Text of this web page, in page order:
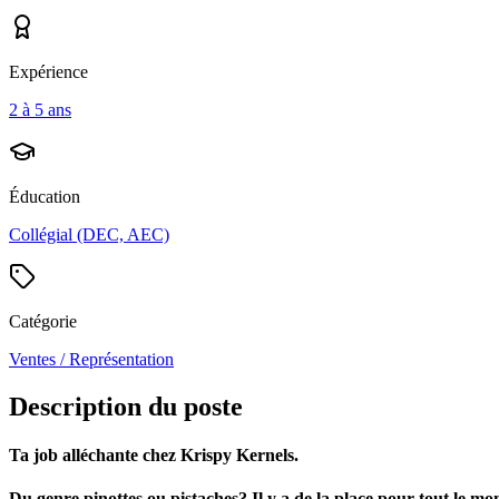
Expérience
2 à 5 ans
Éducation
Collégial (DEC, AEC)
Catégorie
Ventes / Représentation
Description du poste
Ta job alléchante chez Krispy Kernels.